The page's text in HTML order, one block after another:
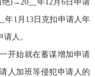
)→20__年12月6日申请
年1月13日克扣申请人年
人。
开始就在蓄谋增加申请
人加班等侵犯申请人的